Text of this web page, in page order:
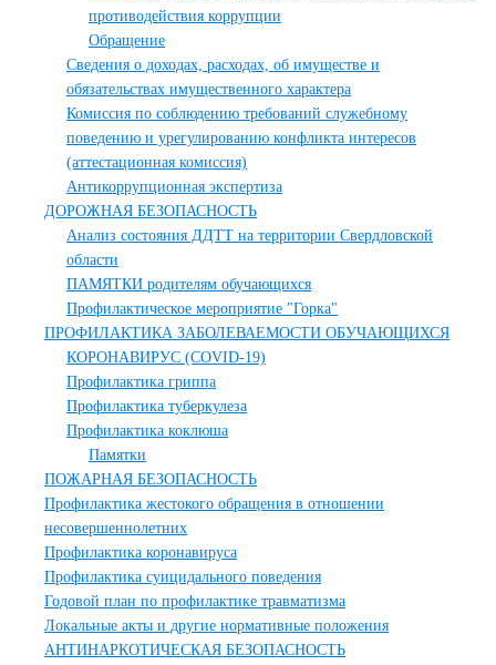
противодействия коррупции
Обращение
Сведения о доходах, расходах, об имуществе и
обязательствах имущественного характера
Комиссия по соблюдению требований служебному
поведению и урегулированию конфликта интересов
(аттестационная комиссия)
Антикоррупционная экспертиза
ДОРОЖНАЯ БЕЗОПАСНОСТЬ
Анализ состояния ДДТТ на территории Свердловской
области
ПАМЯТКИ родителям обучающихся
Профилактическое мероприятие "Горка"
ПРОФИЛАКТИКА ЗАБОЛЕВАЕМОСТИ ОБУЧАЮЩИХСЯ
КОРОНАВИРУС (COVID-19)
Профилактика гриппа
Профилактика туберкулеза
Профилактика коклюша
Памятки
ПОЖАРНАЯ БЕЗОПАСНОСТЬ
Профилактика жестокого обращения в отношении
несовершеннолетних
Профилактика коронавируса
Профилактика суицидального поведения
Годовой план по профилактике травматизма
Локальные акты и другие нормативные положения
АНТИНАРКОТИЧЕСКАЯ БЕЗОПАСНОСТЬ